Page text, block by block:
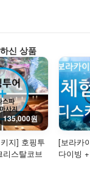
신 상품
135,000원
지] 호핑투
리스탈코브
[보라카
다이빙